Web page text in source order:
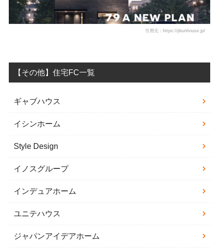
引用元：https://jibunhouse.jp/
【その他】住宅FC一覧
ギャブハウス
イシンホーム
Style Design
イノスグループ
インデュアホーム
ユニテハウス
ジャパンアイデアホーム